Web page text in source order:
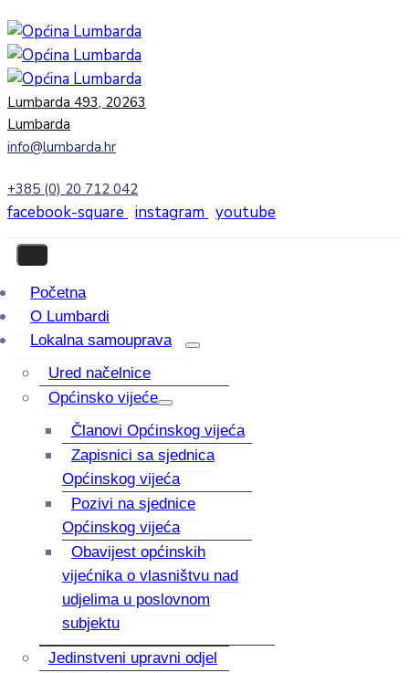
Lumbarda 493, 20263
Lumbarda
info@lumbarda.hr
+385 (0) 20 712 042
facebook-square instagram youtube
Početna
O Lumbardi
Lokalna samouprava
Ured načelnice
Općinsko vijeće
Članovi Općinskog vijeća
Zapisnici sa sjednica
Općinskog vijeća
Pozivi na sjednice
Općinskog vijeća
Obavijest općinskih
vijećnika o vlasništvu nad
udjelima u poslovnom
subjektu
Jedinstveni upravni odjel